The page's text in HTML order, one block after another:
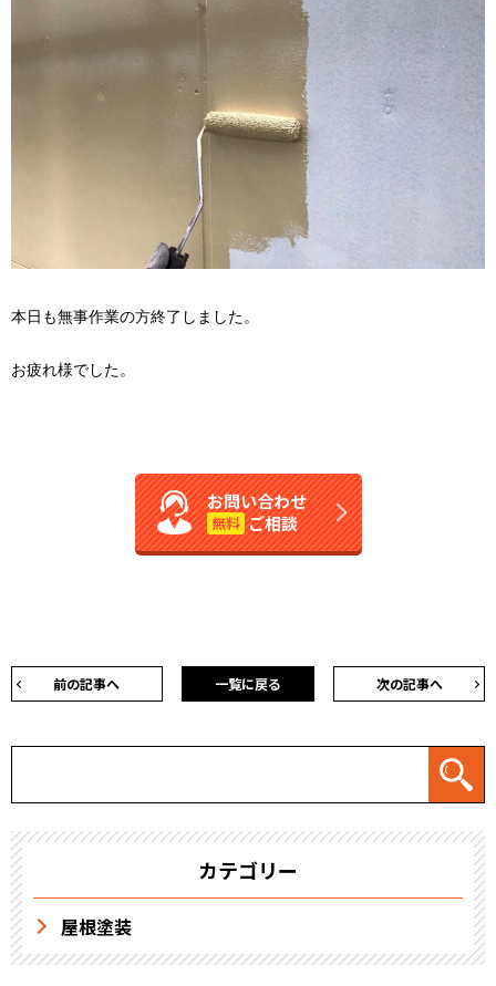
本日も無事作業の方終了しました。
お疲れ様でした。
お問い合わせ
無料 ご相談
前の記事へ 次の記事へ
一覧に戻る
カテゴリー
屋根塗装